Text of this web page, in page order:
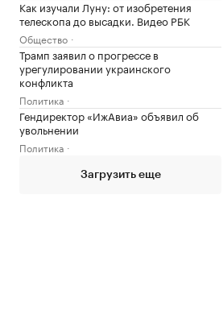
Как изучали Луну: от изобретения
телескопа до высадки. Видео РБК
Общество
Трамп заявил о прогрессе в
урегулировании украинского
конфликта
Политика
Гендиректор «ИжАвиа» объявил об
увольнении
Политика
Загрузить еще